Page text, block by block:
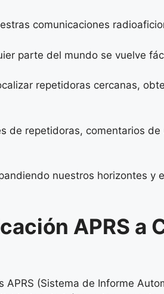
comunicaciones
parte del mundo se vuelve
repetidoras cercanas,
de repetidoras, comentarios
nuestros horizontes y
APRS a
(Sistema de Informe